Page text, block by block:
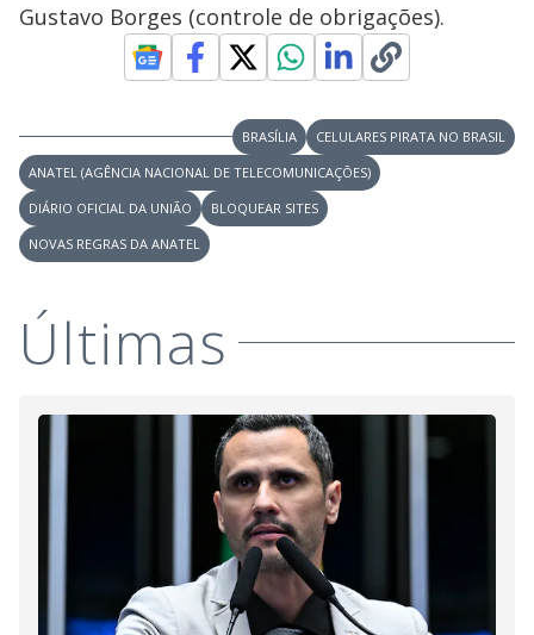
Gustavo Borges (controle de obrigações).
BRASÍLIA
CELULARES PIRATA NO BRASIL
ANATEL (AGÊNCIA NACIONAL DE TELECOMUNICAÇÕES)
DIÁRIO OFICIAL DA UNIÃO
BLOQUEAR SITES
NOVAS REGRAS DA ANATEL
Últimas